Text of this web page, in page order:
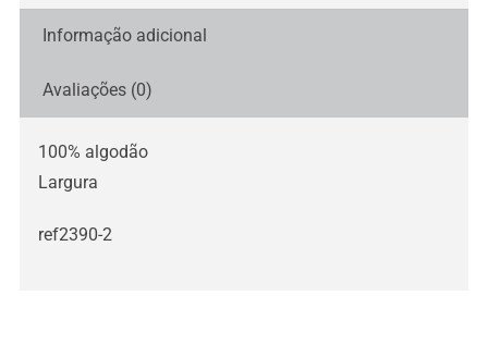
Informação adicional
Avaliações (0)
100% algodão
Largura
ref2390-2